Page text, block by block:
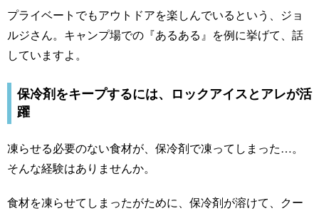
プライベートでもアウトドアを楽しんでいるという、ジョ
ルジさん。キャンプ場での『あるある』を例に挙げて、話
していますよ。
保冷剤をキープするには、ロックアイスとアレが活
躍
凍らせる必要のない食材が、保冷剤で凍ってしまった…。
そんな経験はありませんか。
食材を凍らせてしまったがために、保冷剤が溶けて、クー